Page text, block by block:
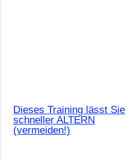
Dieses Training lässt Sie
schneller ALTERN
(vermeiden!)